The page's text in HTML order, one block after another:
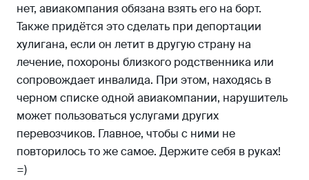
нет, авиакомпания обязана взять его на борт.
Также придётся это сделать при депортации
хулигана, если он летит в другую страну на
лечение, похороны близкого родственника или
сопровождает инвалида. При этом, находясь в
черном списке одной авиакомпании, нарушитель
может пользоваться услугами других
перевозчиков. Главное, чтобы с ними не
повторилось то же самое. Держите себя в руках!
=)